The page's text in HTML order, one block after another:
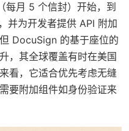
每月 5 个信封）开始，到
并为开发者提供 API 附加
DocuSign 的基于座位的
，其全球覆盖有时在美国
看，它适合优先考虑无缝
要附加组件如身份验证来